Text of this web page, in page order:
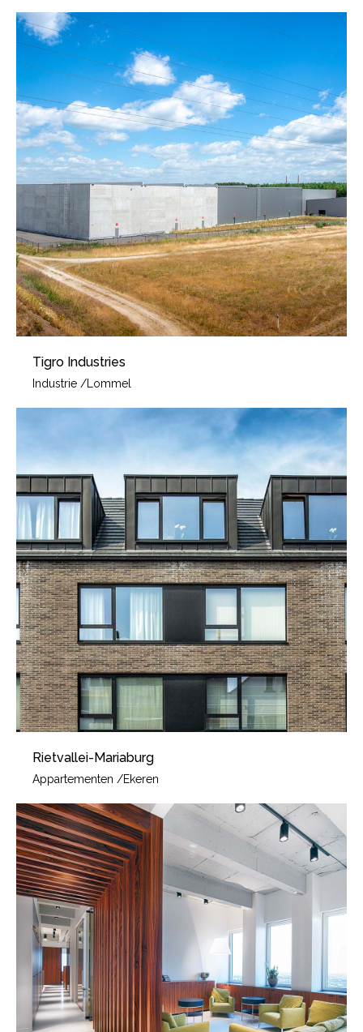
Tigro Industries
Industrie / Lommel
Rietvallei-Mariaburg
Appartementen /Ekeren